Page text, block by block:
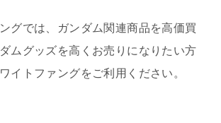
グでは、ガンダム関連商品を高価買
ムグッズを高くお売りになりたい方
イトファングをご利用ください。